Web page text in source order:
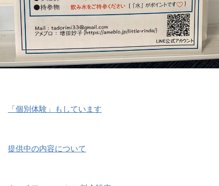
「個別体験」もしています
提供中の内容について